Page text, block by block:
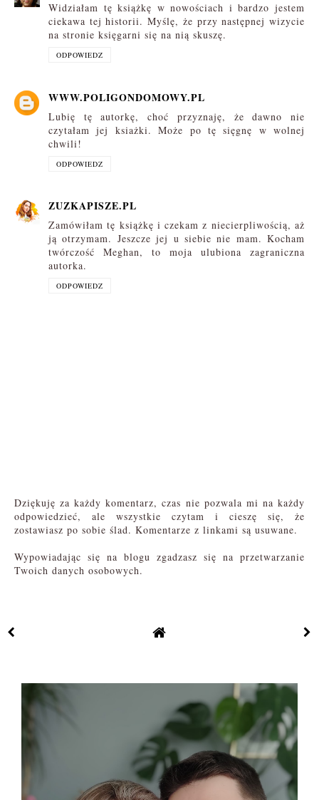
Widziałam tę książkę w nowościach i bardzo jestem
ciekawa tej historii. Myślę, że przy następnej wizycie
na stronie księgarni się na nią skuszę.
ODPOWIEDZ
WWW.POLIGONDOMOWY.PL
Lubię tę autorkę, choć przyznaję, że dawno nie
czytałam jej ksiażki. Może po tę sięgnę w wolnej
chwili!
ODPOWIEDZ
ZUZKAPISZE.PL
Zamówiłam tę książkę i czekam z niecierpliwością, aż
ją otrzymam. Jeszcze jej u siebie nie mam. Kocham
twórczość Meghan, to moja ulubiona zagraniczna
autorka.
ODPOWIEDZ
Dziękuję za każdy komentarz, czas nie pozwala mi na każdy
odpowiedzieć, ale wszystkie czytam i cieszę się, że
zostawiasz po sobie ślad. Komentarze z linkami są usuwane.
Wypowiadając się na blogu zgadzasz się na przetwarzanie
Twoich danych osobowych.